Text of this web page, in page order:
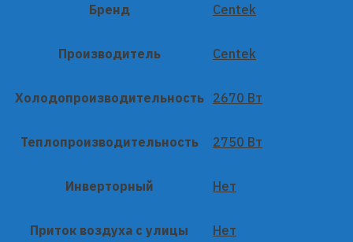
Бренд Centek
Производитель Centek
Холодопроизводительность 2670 Вт
Теплопроизводительность 2750 Вт
Инверторный Нет
Приток воздуха с улицы Нет